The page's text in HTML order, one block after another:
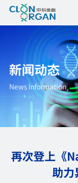
新闻动态
News Information
再次登上《
助力